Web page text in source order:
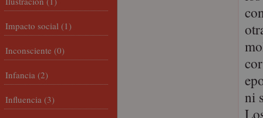
ni
Impacto social (1)
Inconsciente (0)
Infancia (2)
Influencia (3)